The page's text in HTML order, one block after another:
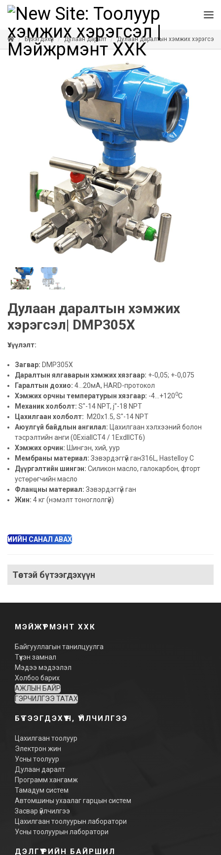
Бүтээгдэхүүн Дулаан даралт Дулаан даралтын хэмжих хэрэгсэл
Дулаан даралтын хэмжих
хэрэгсэл| DMP305X
Үзүүлэлт:
Загвар: DMP305X
Даралтын ялгаварын хэмжих хязгаар: +-0,05; +-0,075
Гаралтын дохио: 4...20мА, HARD-протокол
Хэмжих орчны температурын хязгаар: -4...+1200С
Механик холболт: S"-14 NPT, j"-18 NPT
Цахилгаан холболт: M20x1.5, S"-14 NPT
Аюулгүй байдлын ангилал: Цахилгаан хэлхээний болон
тэсрэлтийн анги (0ExiaIICT4 / 1ExdIICT6)
Хэмжих орчин: Шингэн, хий, уур
Мембраны материал: Зэвэрдэггүй ган316L, Hastelloy C
Дүүргэлтийн шингэн: Силикон масло, галокарбон, фторт
устөрөгчийн масло
Фланцны материал: Зэвэрдэггүй ган
Жин: 4 кг (нэмэлт тоноглолгүй)
ҮНИЙН САНАЛ АВАХ
Төстэй бүтээгдэхүүн
МЭЙЖҮРМЭНТ ХХК
Байгууллагын танилцуулга
Түүхэн замнал
Мэдээ мэдээлэл
Холбоо барих
АЖЛЫН БАЙР
ГЭРЧИЛГЭЭ ТАТАХ
БҮТЭЭГДЭХҮҮН, ҮЙЛЧИЛГЭЭ
Цахилгаан тоолуур
Электрон жин
Усны тоолуур
Дулаан даралт
Программ хангамж
Тамадум систем
Автомшины ухаалаг гарцын систем
Засвар үйлчилгээ
Цахилгаан тоолуурын лаборатори
Усны тоолуурын лаборатори
ДЭЛГҮҮРИЙН БАЙРШИЛ